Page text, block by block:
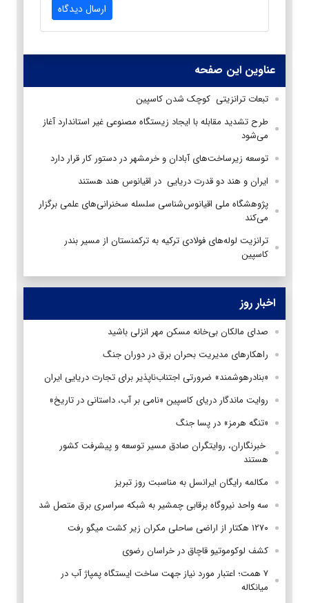
ارسال دیدگاه
عناوین این صفحه
تبعات ترانزیتی کوچک شدن کاسپین
طرح تشدید مقابله با ایجاد زیستگاه مصنوعی غیر استاندارد آغاز
می‌شود
توسعه زیرساخت‌های آبادان و خرمشهر در دستور کار قرار دارد
ایران و هند دو قدرت دریایی در اقیانوس هند هستند
پژوهشگاه ملی اقیانوس‌شناسی سلسله سخنرانی‌های علمی برگزار
می‌کند
ترانزیت لوله‌های فولادی تركیه به تركمنستان از مسیر بندر
كاسپین
اخبار روز
صدای مالکان بی‌خانه مسکن مهر انزلی باشید
راهکارهای مدیریت بحران برق در دوران جنگ
«بنادرهوشمند» ضرورتی اجتناب‌ناپذیر برای تجارت دریایی ایران
روایت ماندگار دریای کاسپین «نامی بر آب، داستانی در تاریخ»
«تنگه هرمز» در پسا جنگ
‌ خبرنگاران، روایتگران صادق مسیر توسعه و پیشرفت کشور
هستند
مکالمه رایگان ایرانسل به مناسبت روز تبریز
سه واحد نیروگاه برقابی چمشیر به شبکه سراسری برق متصل شد
۱۲۷۰ هکتار از اراضی ساحلی مکران زیر کشت میگو رفت
کشف لوکوموتیو قاچاق در خراسان رضوی
۷ همت؛ اعتبار مورد نیاز جهت ساخت ایستگاه پمپاژ آب در
میانکاله